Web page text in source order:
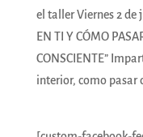
el taller Viernes 2 de
EN TI Y CÓMO
CONSCIENTE”
interior, como pasar